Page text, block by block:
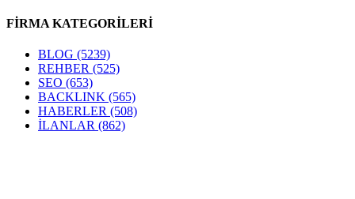
FİRMA KATEGORİLERİ
BLOG (5239)
REHBER (525)
SEO (653)
BACKLINK (565)
HABERLER (508)
İLANLAR (862)